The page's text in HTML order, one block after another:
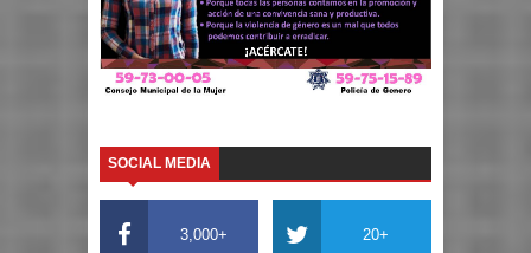
SOCIAL MEDIA
3,000+ 20+